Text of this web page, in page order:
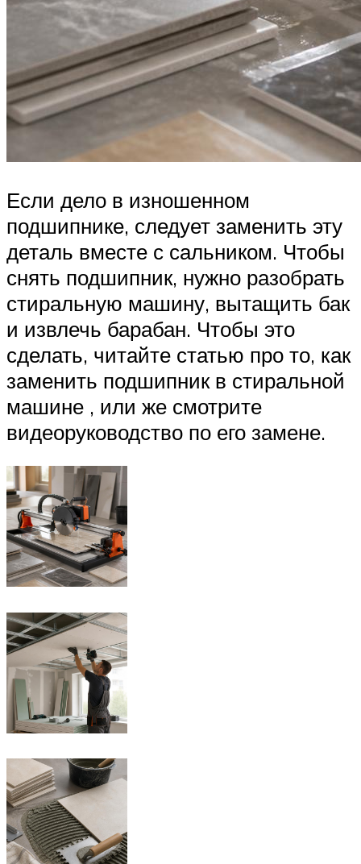
Если дело в изношенном
подшипнике, следует заменить эту
деталь вместе с сальником. Чтобы
снять подшипник, нужно разобрать
стиральную машину, вытащить бак
и извлечь барабан. Чтобы это
сделать, читайте статью про то, как
заменить подшипник в стиральной
машине , или же смотрите
видеоруководство по его замене.